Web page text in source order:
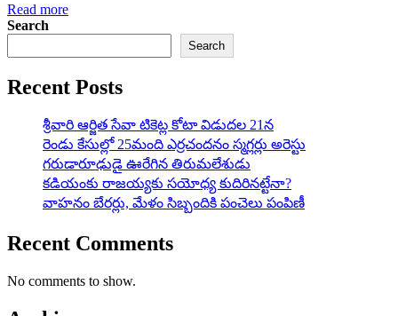
Read more
Search
Search
Recent Posts
శ్రీవారి ఆర్జిత సేవా టికెట్ల కోటా విడుదల 21న
రెండు కేసుల్లో 25మంది ఎర్రచందనం స్మగ్లర్లు అరెస్టు
గరుడారూఢుడై ఊరేగిన తిరుమలేశుడు
కడియంకు రాజయ్యకు సయోధ్య కుదిరినట్టేనా?
వాహ‌నం బేర‌ర్లు, మేళం సిబ్బందికి పంచెలు పంపిణీ
Recent Comments
No comments to show.